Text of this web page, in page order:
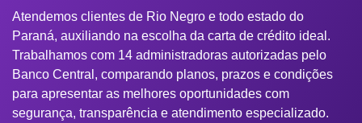
Atendemos clientes de Rio Negro e todo estado do
Paraná, auxiliando na escolha da carta de crédito ideal.
Trabalhamos com 14 administradoras autorizadas pelo
Banco Central, comparando planos, prazos e condições
para apresentar as melhores oportunidades com
segurança, transparência e atendimento especializado.